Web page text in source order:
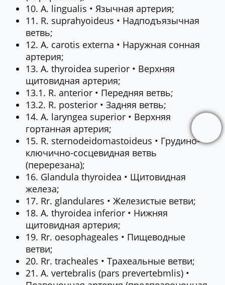
10. A. lingualis • Язычная артерия;
11. R. suprahyoideus • Надподъязычная
ветвь;
12. А. carotis externa • Наружная сонная
артерия;
13. A. thyroidea superior • Верхняя
щитовидная артерия;
13.1. R. anterior • Передняя ветвь;
13.2. R. posterior • Задняя ветвь;
14. А. laryngea superior • Верхняя
гортанная артерия;
15. R. sternodeidomastoideus • Грудино-
ключично-сосцевидная ветвь
(перерезана);
16. Glandula thyroidea • Щитовидная
железа;
17. Rr. glandulares • Железистые ветви;
18. А. thyroidea inferior • Нижняя
щитовидная артерия;
19. Rr. oesophageales • Пищеводные
ветви;
20. Rr. tracheales • Tpaxeальные ветви;
21. A. vertebralis (pars prevertebmlis) •